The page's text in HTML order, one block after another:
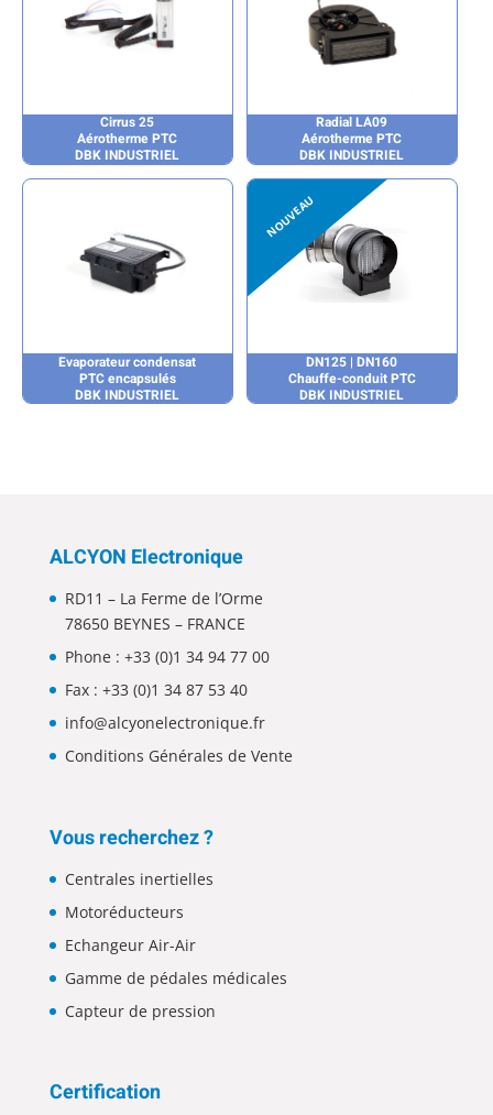
Cirrus 25
Aérotherme PTC
DBK INDUSTRIEL
Radial LA09
Aérotherme PTC
DBK INDUSTRIEL
Evaporateur condensat
PTC encapsulés
DBK INDUSTRIEL
DN125 | DN160
Chauffe-conduit PTC
DBK INDUSTRIEL
ALCYON Electronique
RD11 – La Ferme de l’Orme
78650 BEYNES – FRANCE
Phone : +33 (0)1 34 94 77 00
Fax : +33 (0)1 34 87 53 40
info@alcyonelectronique.fr
Conditions Générales de Vente
Vous recherchez ?
Centrales inertielles
Motoréducteurs
Echangeur Air-Air
Gamme de pédales médicales
Capteur de pression
Certification